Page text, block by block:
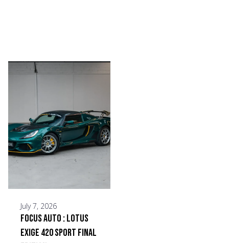
July 7, 2026
Focus Auto : Lotus
Exige 420 Sport Final